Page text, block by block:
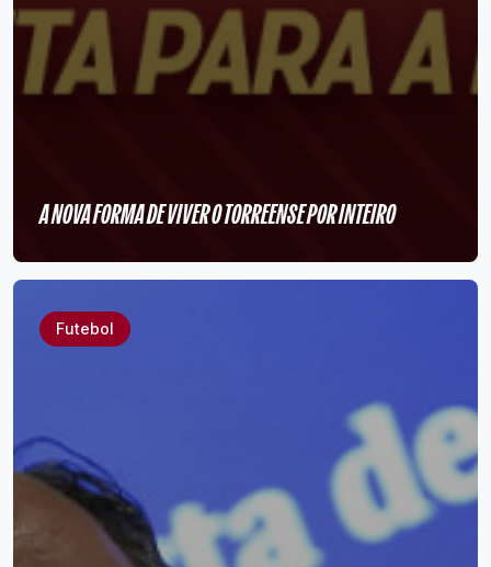
A NOVA FORMA DE VIVER O TORREENSE POR INTEIRO
Futebol